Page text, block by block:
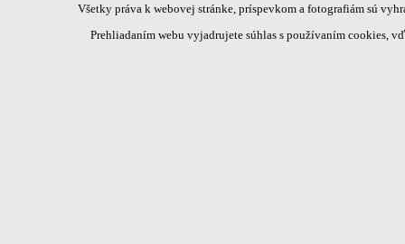
Všetky práva k webovej stránke, príspevkom a fotografiám sú
Prehliadaním webu vyjadrujete súhlas s používaním cookies,